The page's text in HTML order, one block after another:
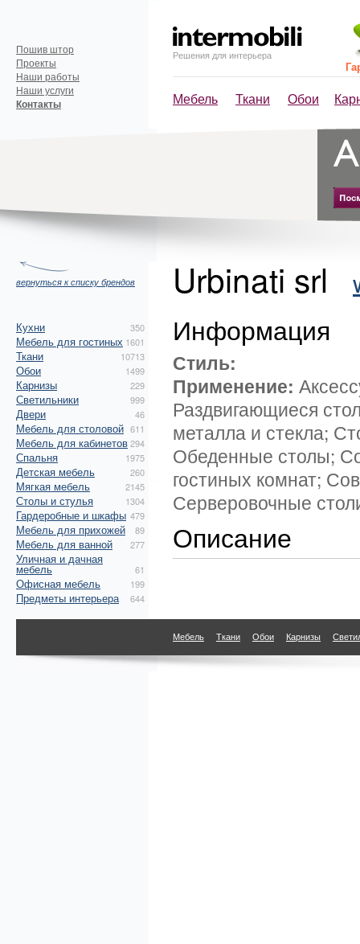
Решения для интерьера
Мебель Ткани Обои
Пошив штор
Проекты
Наши работы
Наши услуги
Контакты
вернуться к списку брендов
Кухни 350
Мебель для гостиных 1601
Ткани 10713
Обои 1499
Карнизы 229
Светильники 999
Двери 46
Мебель для столовой 611
Мебель для кабинетов294
Спальня 1975
Детская мебель 260
Мягкая мебель 2145
Столы и стулья 1304
Гардеробные и шкафы 479
Мебель для прихожей 89
Мебель для ванной 277
Уличная и дачная
мебель 61
Офисная мебель 199
Предметы интерьера 644
Urbinati srl
Информация
Стиль:
Применение:
Раздвигающиеся
металла и стекла;
Обеденные столы;
гостиных комнат;
Серверовочные
Описание
Мебель Ткани Обои Карнизы